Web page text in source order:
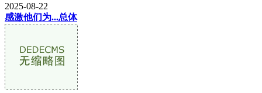
2025-08-22
感激他们为...总体